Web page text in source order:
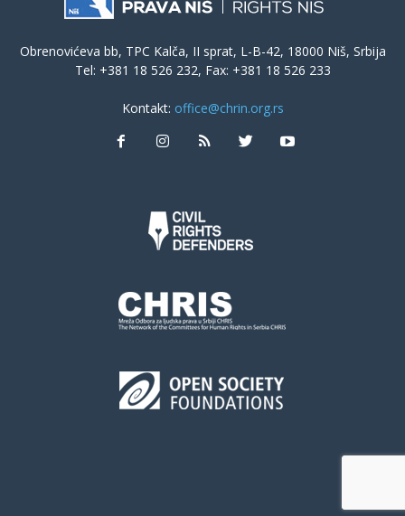
Obrenovićeva bb, TPC Kalča, II sprat, L-B-42, 18000 Niš, Srbija
Tel: +381 18 526 232, Fax: +381 18 526 233
Kontakt: office@chrin.org.rs